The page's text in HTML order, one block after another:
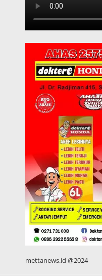
mettanews.id @2024